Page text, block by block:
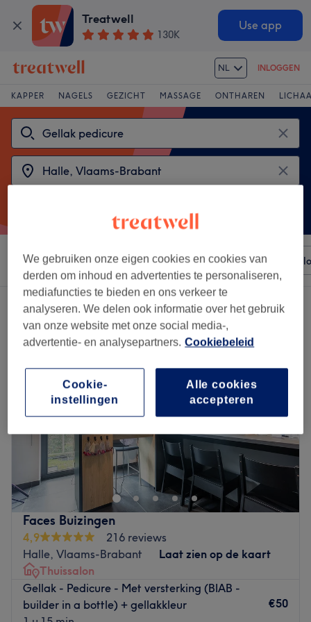
Treatwell
130K
Use app
NL INLOGGEN
KAPPER NAGELS GEZICHT MASSAGE ONTHAREN
Sorteer op Elke prijs Voorzieningen Merken
2 salons met: gellak - voeten in de buurt van Halle, Vlaams-Brabant
Faces Buizingen
4,9
216 reviews
Halle, Vlaams-Brabant
Laat zien op de kaart
Thuissalon
Gellak - Pedicure - Met versterking (BIAB -
builder in a bottle) + gellakkleur
€50
We gebruiken onze eigen cookies en cookies van
derden om inhoud en advertenties te personaliseren,
mediafuncties te bieden en ons verkeer te
analyseren. We delen ook informatie over het gebruik
van onze website met onze social media-,
advertentie- en analysepartners. Cookiebeleid
Alle cookies
accepteren
Cookie-
instellingen